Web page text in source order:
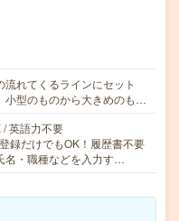
れてくるラインにセット
小型のものから大きめのも…
/ 英語力不要
録だけでもOK！履歴書不要
名・職種などを入力す…